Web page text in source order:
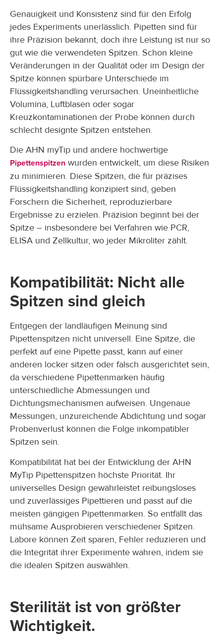
Genauigkeit und Konsistenz sind für den Erfolg
jedes Experiments unerlässlich. Pipetten sind für
ihre Präzision bekannt, doch ihre Leistung ist nur so
gut wie die verwendeten Spitzen. Schon kleine
Veränderungen in der Qualität oder im Design der
Spitze können spürbare Unterschiede im
Flüssigkeitshandling verursachen. Uneinheitliche
Volumina, Luftblasen oder sogar
Kreuzkontaminationen der Probe können durch
schlecht designte Spitzen entstehen.
Die AHN myTip und andere hochwertige
Pipettenspitzen wurden entwickelt, um diese Risiken
zu minimieren. Diese Spitzen, die für präzises
Flüssigkeitshandling konzipiert sind, geben
Forschern die Sicherheit, reproduzierbare
Ergebnisse zu erzielen. Präzision beginnt bei der
Spitze – insbesondere bei Verfahren wie PCR,
ELISA und Zellkultur, wo jeder Mikroliter zählt.
Kompatibilität: Nicht alle
Spitzen sind gleich
Entgegen der landläufigen Meinung sind
Pipettenspitzen nicht universell. Eine Spitze, die
perfekt auf eine Pipette passt, kann auf einer
anderen locker sitzen oder falsch ausgerichtet sein,
da verschiedene Pipettenmarken häufig
unterschiedliche Abmessungen und
Dichtungsmechanismen aufweisen. Ungenaue
Messungen, unzureichende Abdichtung und sogar
Probenverlust können die Folge inkompatibler
Spitzen sein.
Kompatibilität hat bei der Entwicklung der AHN
MyTip Pipettenspitzen höchste Priorität. Ihr
universelles Design gewährleistet reibungsloses
und zuverlässiges Pipettieren und passt auf die
meisten gängigen Pipettenmarken. So entfällt das
mühsame Ausprobieren verschiedener Spitzen.
Labore können Zeit sparen, Fehler reduzieren und
die Integrität ihrer Experimente wahren, indem sie
die idealen Spitzen auswählen.
Sterilität ist von größter
Wichtigkeit.